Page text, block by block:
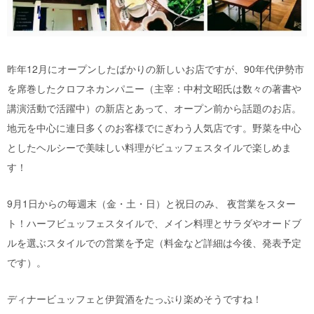
昨年12月にオープンしたばかりの新しいお店ですが、90年代伊勢市
を席巻したクロフネカンパニー（主宰：中村文昭氏は数々の著書や
講演活動で活躍中）の新店とあって、オープン前から話題のお店。
地元を中心に連日多くのお客様でにぎわう人気店です。野菜を中心
としたヘルシーで美味しい料理がビュッフェスタイルで楽しめま
す！
9月1日からの毎週末（金・土・日）と祝日のみ、 夜営業をスター
ト！ハーフビュッフェスタイルで、メイン料理とサラダやオードブ
ルを選ぶスタイルでの営業を予定（料金など詳細は今後、発表予定
です）。
ディナービュッフェと伊賀酒をたっぷり楽めそうですね！